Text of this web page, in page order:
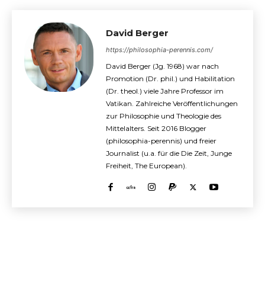
David Berger
https://philosophia-perennis.com/
David Berger (Jg. 1968) war nach
Promotion (Dr. phil.) und Habilitation
(Dr. theol.) viele Jahre Professor im
Vatikan. Zahlreiche Veröffentlichungen
zur Philosophie und Theologie des
Mittelalters. Seit 2016 Blogger
(philosophia-perennis) und freier
Journalist (u.a. für die Die Zeit, Junge
Freiheit, The European).